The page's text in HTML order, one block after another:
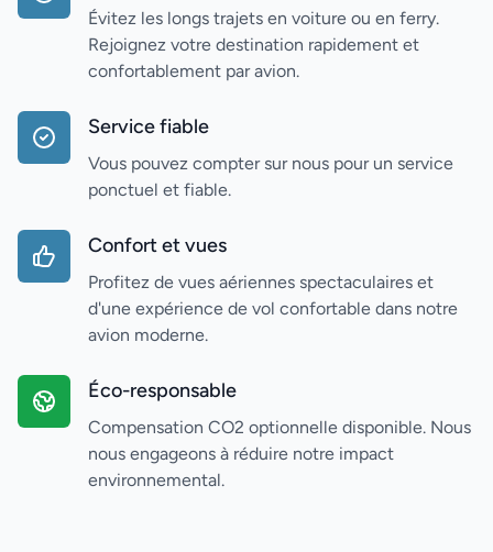
Évitez les longs trajets en voiture ou en ferry.
Rejoignez votre destination rapidement et
confortablement par avion.
Service fiable
Vous pouvez compter sur nous pour un service
ponctuel et fiable.
Confort et vues
Profitez de vues aériennes spectaculaires et
d'une expérience de vol confortable dans notre
avion moderne.
Éco-responsable
Compensation CO2 optionnelle disponible. Nous
nous engageons à réduire notre impact
environnemental.